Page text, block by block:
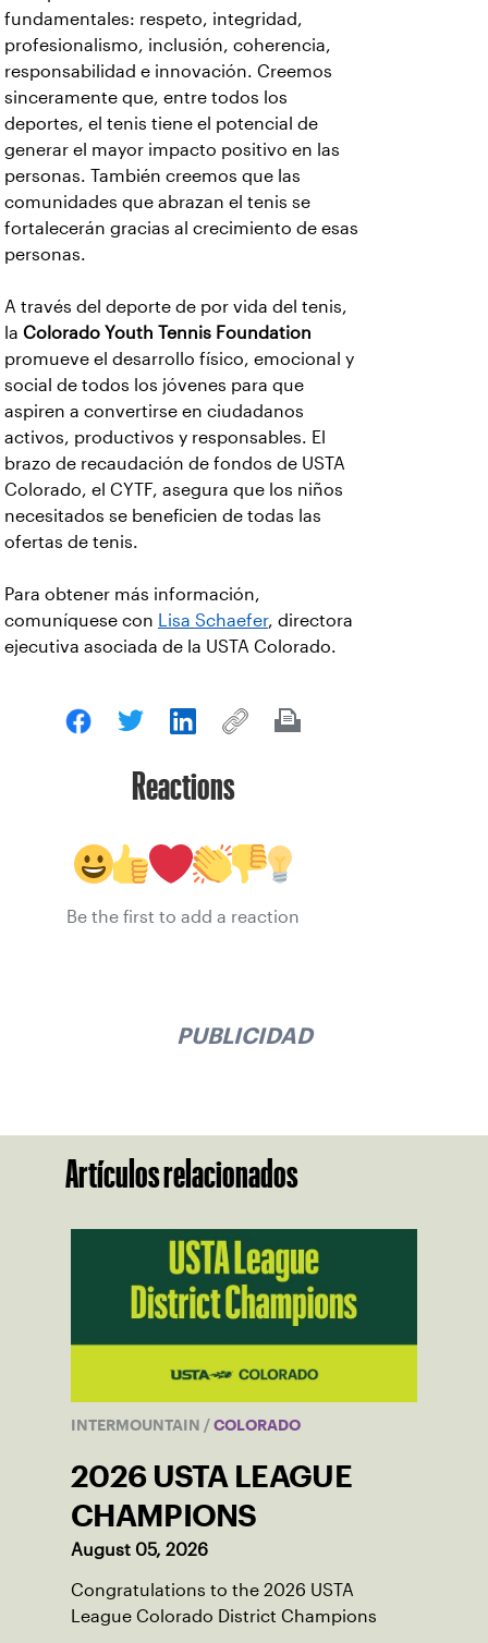
fundamentales: respeto, integridad,
profesionalismo, inclusión, coherencia,
responsabilidad e innovación. Creemos
sinceramente que, entre todos los
deportes, el tenis tiene el potencial de
generar el mayor impacto positivo en las
personas. También creemos que las
comunidades que abrazan el tenis se
fortalecerán gracias al crecimiento de esas
personas.
A través del deporte de por vida del tenis,
la Colorado Youth Tennis Foundation
promueve el desarrollo físico, emocional y
social de todos los jóvenes para que
aspiren a convertirse en ciudadanos
activos, productivos y responsables. El
brazo de recaudación de fondos de USTA
Colorado, el CYTF, asegura que los niños
necesitados se beneficien de todas las
ofertas de tenis.
Para obtener más información,
comuníquese con
Lisa Schaefer, directora
ejecutiva asociada de la USTA Colorado.
Reactions
Be the first to add a reaction
PUBLICIDAD
Artículos relacionados
INTERMOUNTAIN / COLORADO
2026 USTA LEAGUE
CHAMPIONS
August 05, 2026
Congratulations to the 2026 USTA
League Colorado District Champions